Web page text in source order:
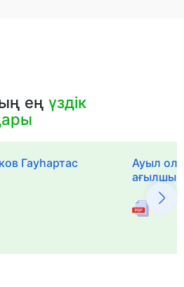
еңүздік
Гауһартас
Ауыл
ағылшын